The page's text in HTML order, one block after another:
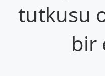
tutkusu
bir